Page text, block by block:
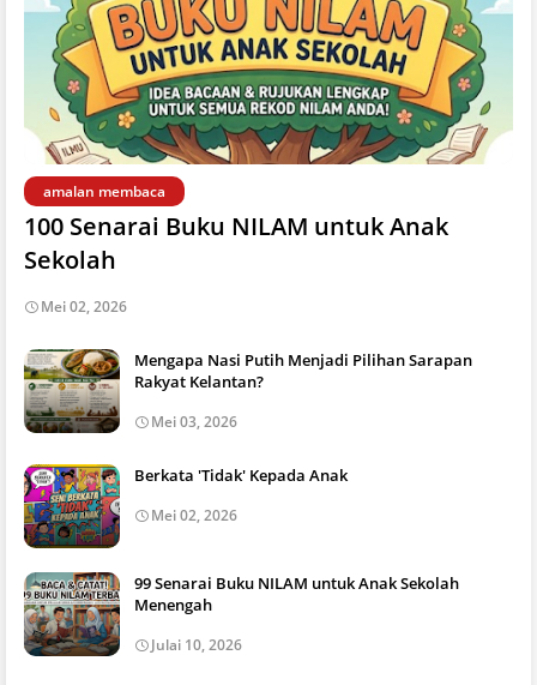
amalan membaca
100 Senarai Buku NILAM untuk Anak
Sekolah
Mei 02, 2026
Mengapa Nasi Putih Menjadi Pilihan Sarapan
Rakyat Kelantan?
Mei 03, 2026
Berkata 'Tidak' Kepada Anak
Mei 02, 2026
99 Senarai Buku NILAM untuk Anak Sekolah
Menengah
Julai 10, 2026